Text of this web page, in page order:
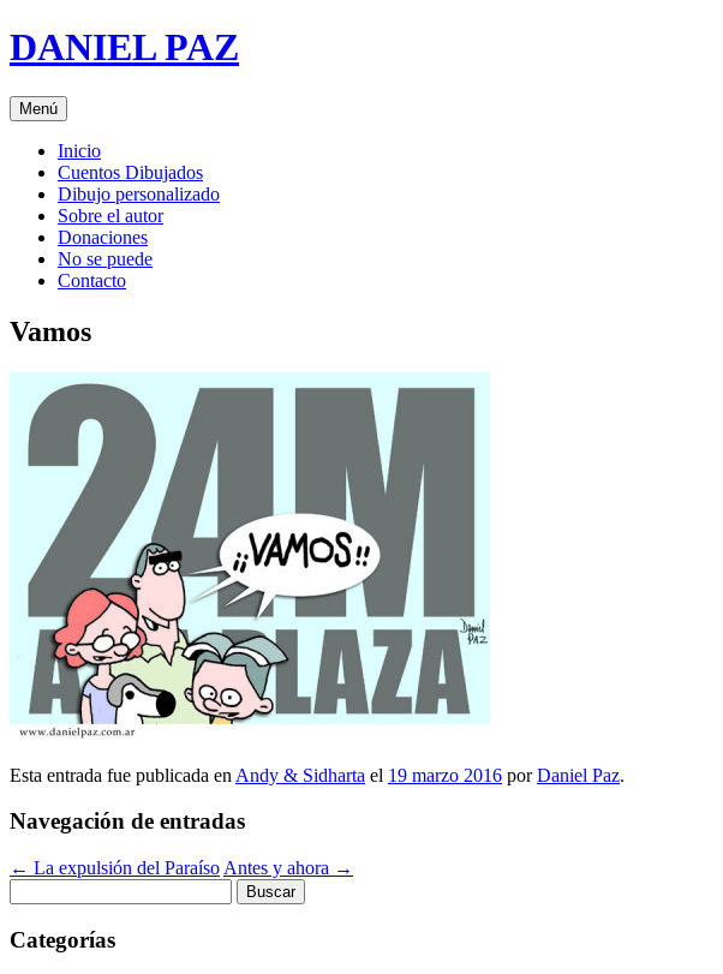
Saltar
al
DANIEL PAZ
Menú
Inicio
Cuentos Dibujados
Dibujo personalizado
Sobre el autor
Donaciones
No se puede
Contacto
Vamos
Esta entrada fue publicada en Andy & Sidharta el 19 marzo 2016 porDaniel Paz.
Navegación de entradas
← La expulsión del Paraíso Antes y ahora →
Categorías